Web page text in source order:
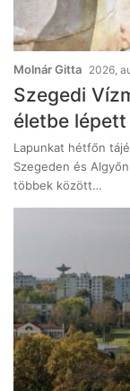
Molnár Gitta 2026,
Szegedi
életbe
Lapunkat hétfőn
Szegeden és
többek között…